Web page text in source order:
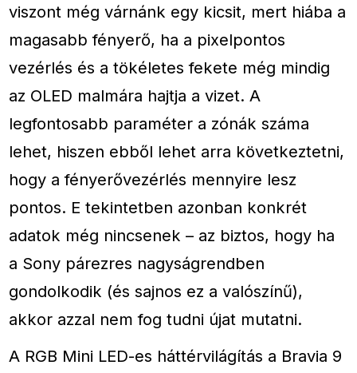
viszont még várnánk egy kicsit, mert hiába a
magasabb fényerő, ha a pixelpontos
vezérlés és a tökéletes fekete még mindig
az OLED malmára hajtja a vizet. A
legfontosabb paraméter a zónák száma
lehet, hiszen ebből lehet arra következtetni,
hogy a fényerővezérlés mennyire lesz
pontos. E tekintetben azonban konkrét
adatok még nincsenek – az biztos, hogy ha
a Sony párezres nagyságrendben
gondolkodik (és sajnos ez a valószínű),
akkor azzal nem fog tudni újat mutatni.
A RGB Mini LED-es háttérvilágítás a Bravia 9